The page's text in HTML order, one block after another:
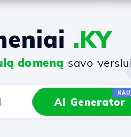
.KY
domeną savo
AI Generator